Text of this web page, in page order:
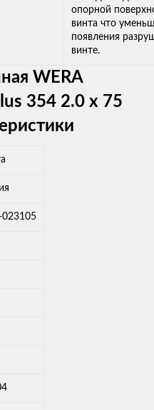
опорной
винта что
появления
винте.
WERA
354 2.0 x 75
023105